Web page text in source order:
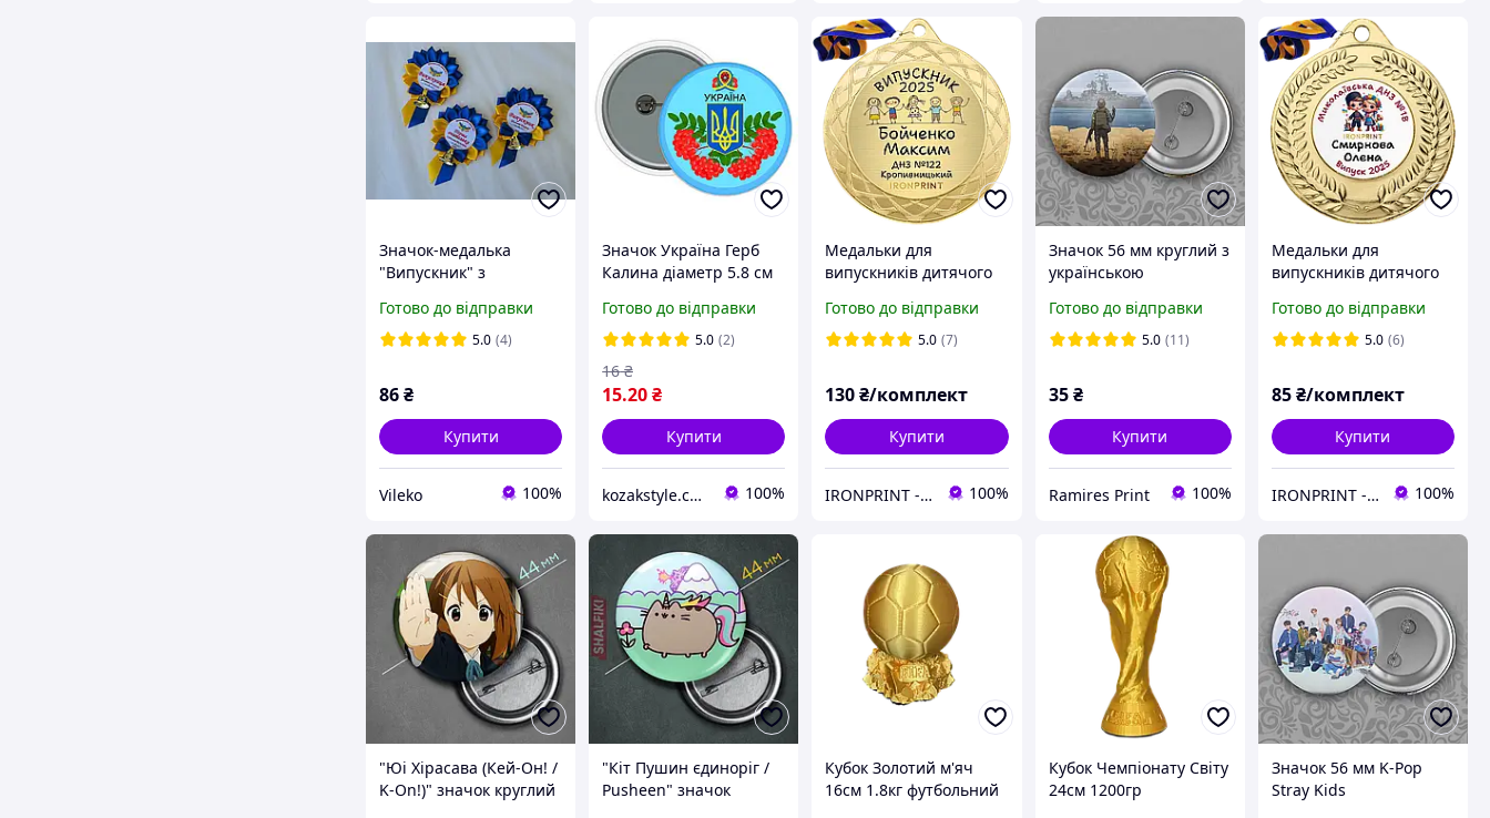
Значок-медалька
"Випускник" з
синій, Діметр 11 см,
висота 16 см, 2 ряда
робота
Готово до відправки
5.0 (4)
86₴
Купити
Vileko 100%
Значок Україна Герб
Калина діаметр 5.8 см
Готово до відправки
5.0 (2)
15.20₴
16 ₴
Купити
kozakstyle.com. Український народний одяг. Патріотичний одяг. Українські аксесуари. Сувеніри. 100%
Медальки для
випускників дитячого
металеві медалі на
випускний у дитячому
випускникам у садок
Готово до відправки
5.0 (7)
130₴/комплект
Купити
IRONPRINT - друк на металі та нагородна атрибутика 100%
Значок 56 мм круглий з
українською
Готово до відправки
5.0 (11)
35 ₴
Купити
Ramires Print 100%
Медальки для
випускників дитячого
металеві медалі на
випускний у дитячому
випускникам у садок
Готово до відправки
5.0 (6)
85₴/комплект
Купити
IRONPRINT - друк на металі та нагородна атрибутика 100%
"Юі Хірасава (Кей-Он! /
K-On!)" значок круглий
"Кіт Пушин єдиноріг /
Pusheen" значок
Кубок Золотий м'яч
16см 1.8кг футбольний
Кубок Чемпіонату Світу
24см 1200гр
Значок 56 мм K-Pop
Stray Kids